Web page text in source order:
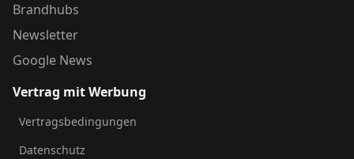
Brandhubs
Newsletter
Google News
Vertrag mit Werbung
Vertragsbedingungen
Datenschutz